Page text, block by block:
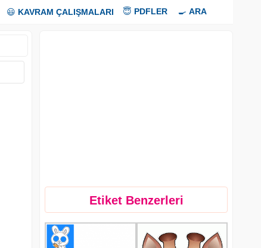
😃 KAVRAM ÇALIŞMALARI 😇 PDFLER 🍳 ARA
Etiket Benzerleri